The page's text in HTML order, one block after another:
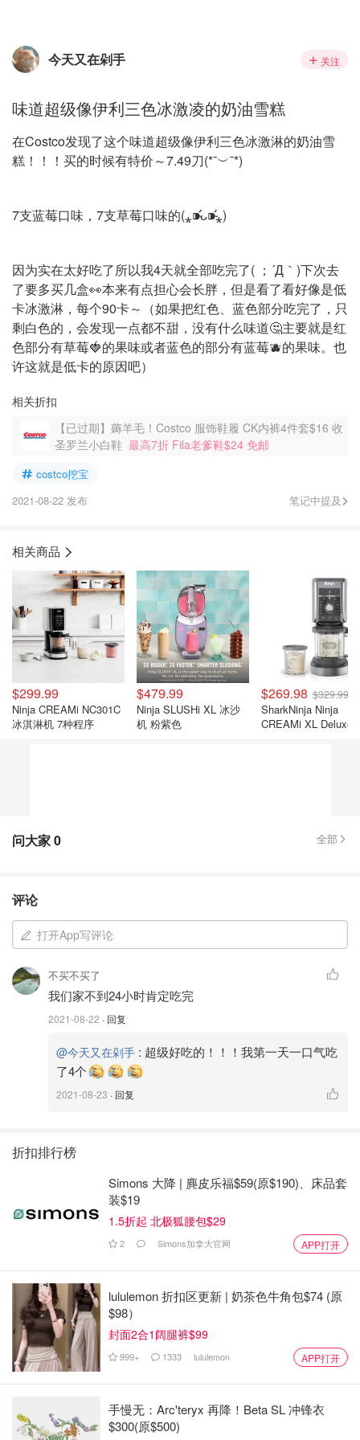
今天又在剁手 关注
味道超级像伊利三色冰激凌的奶油雪糕
在Costco发现了这个味道超级像伊利三色冰激淋的奶油雪
糕！！！买的时候有特价～7.49刀(*¯︶¯*)
7支蓝莓口味，7支草莓口味的(⁎⁍̴̛ᴗ⁍̴̛⁎)
因为实在太好吃了所以我4天就全部吃完了( ；´Д｀)下次去
了要多买几盒👀本来有点担心会长胖，但是看了看好像是低
卡冰激淋，每个90卡～（如果把红色、蓝色部分吃完了，只
剩白色的，会发现一点都不甜，没有什么味道🤔主要就是红
色部分有草莓🍓的果味或者蓝色的部分有蓝莓🫐的果味。也
许这就是低卡的原因吧）
相关折扣
【已过期】薅羊毛！Costco 服饰鞋履 CK内裤4件套$16 收
圣罗兰小白鞋 最高7折 Fila老爹鞋$24 免邮
costco挖宝
2021-08-22 发布
笔记中提及
相关商品
$299.99
Ninja CREAMi NC301C
冰淇淋机 7种程序
$479.99
Ninja SLUSHi XL 冰沙
机 粉紫色
$269.98 $329.99
SharkNinja Ninja
CREAMi XL Deluxe
问大家0 全部
评论
打开App写评论
不买不买了
我们家不到24小时肯定吃完
2021-08-22 · 回复
@今天又在剁手 : 超级好吃的！！！我第一天一口气吃
了4个
2021-08-23 · 回复
折扣排行榜
Simons 大降 | 麂皮乐福$59(原$190)、床品套
装$19
1.5折起 北极狐腰包$29
2 Simons加拿大官网 APP打开
lululemon 折扣区更新 | 奶茶色牛角包$74 (原
$98）
封面2合1阔腿裤$99
999+ 1333 lululemon APP打开
手慢无：Arc'teryx 再降！Beta SL 冲锋衣
$300(原$500)